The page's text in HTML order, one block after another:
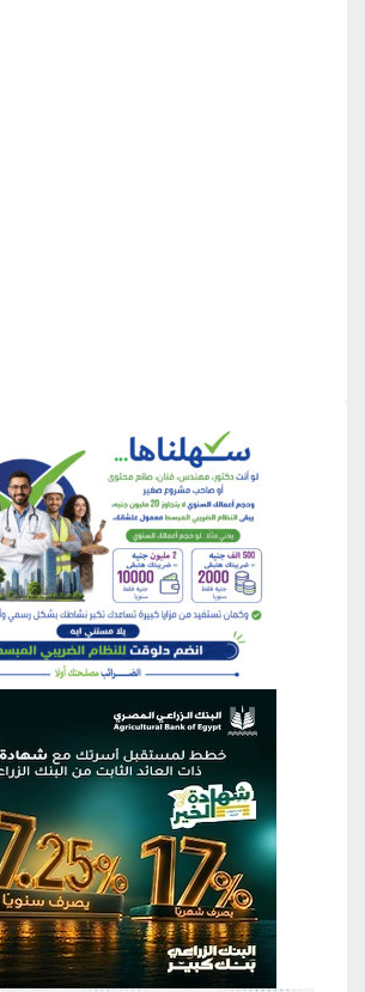
منطقة إعلانية
منطقة إعلانية